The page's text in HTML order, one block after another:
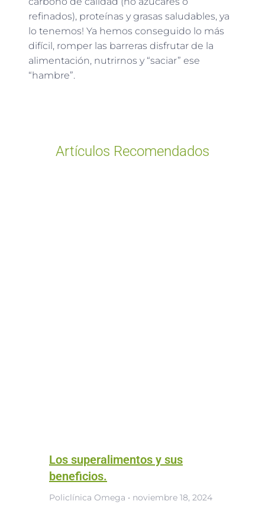
refinados), proteínas y grasas saludables, ya
lo tenemos! Ya hemos conseguido lo más
difícil, romper las barreras disfrutar de la
alimentación, nutrirnos y “saciar” ese
“hambre”.
Artículos Recomendados
Los superalimentos y sus
beneficios.
Policlínica Omega noviembre 18, 2024